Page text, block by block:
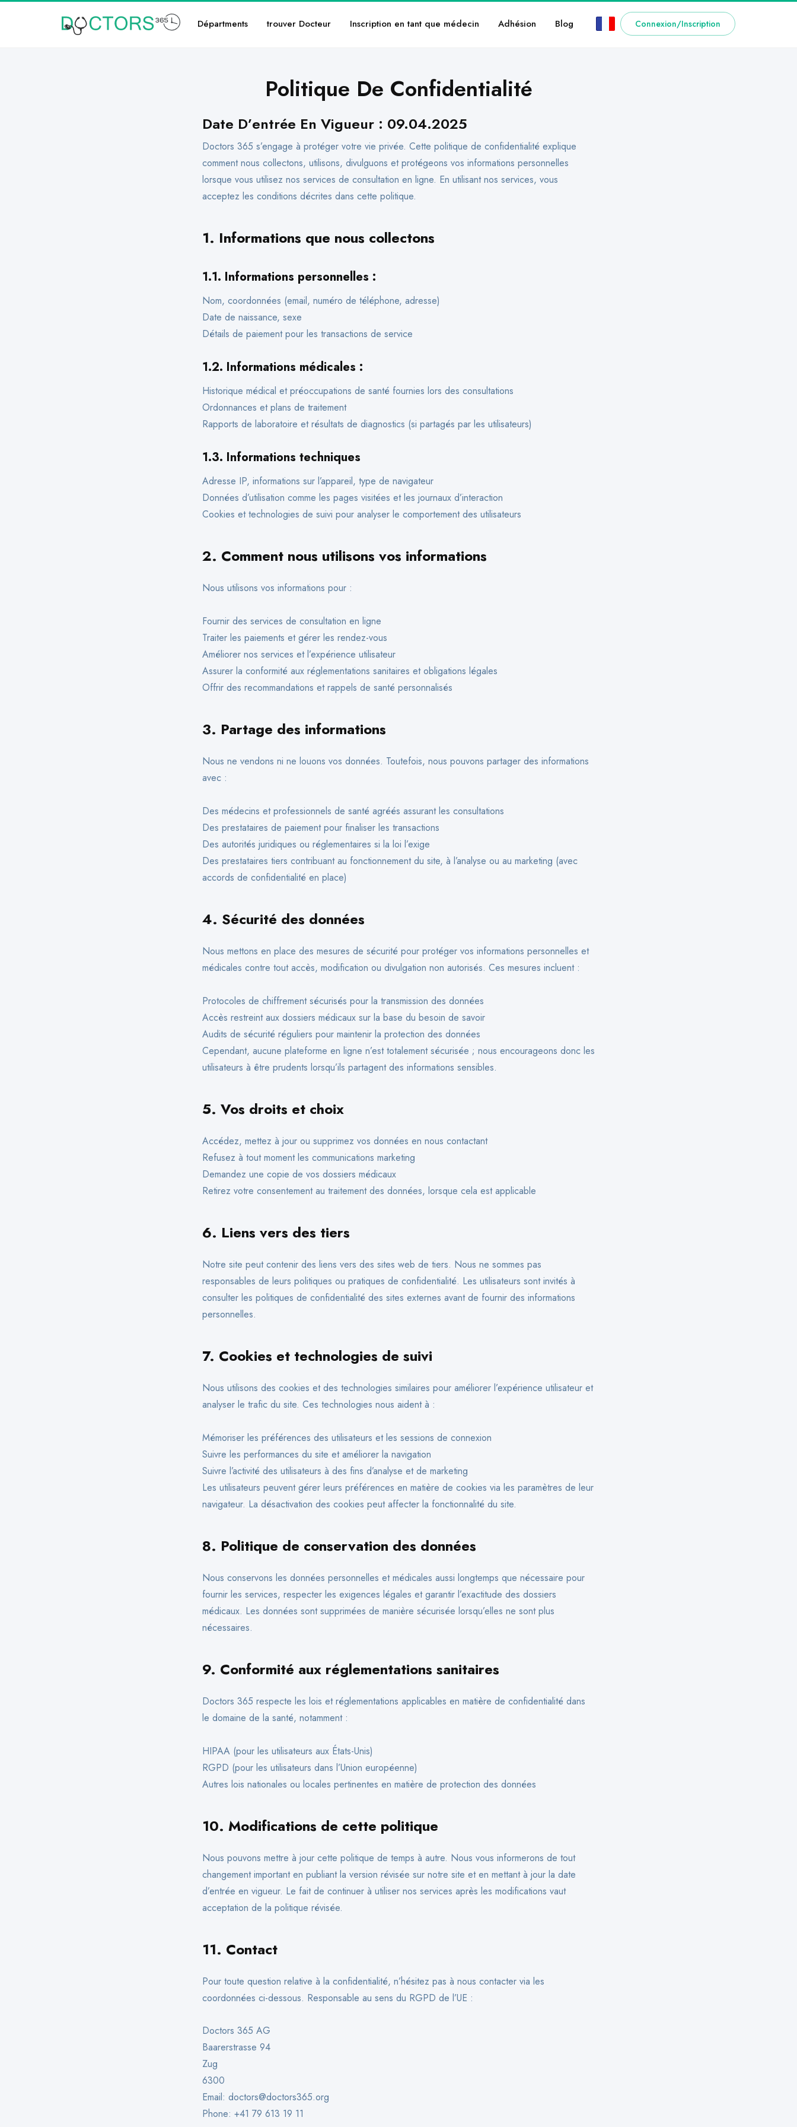
Départments trouver Docteur Inscription en tant que médecin Adhésion Blog Connexion/Inscription
Politique De Confidentialité
Date D’entrée En Vigueur : 09.04.2025
Doctors 365 s’engage à protéger votre vie privée. Cette politique de confidentialité explique
comment nous collectons, utilisons, divulguons et protégeons vos informations personnelles
lorsque vous utilisez nos services de consultation en ligne. En utilisant nos services, vous
acceptez les conditions décrites dans cette politique.
1. Informations que nous collectons
1.1. Informations personnelles :
Nom, coordonnées (email, numéro de téléphone, adresse)
Date de naissance, sexe
Détails de paiement pour les transactions de service
1.2. Informations médicales :
Historique médical et préoccupations de santé fournies lors des consultations
Ordonnances et plans de traitement
Rapports de laboratoire et résultats de diagnostics (si partagés par les utilisateurs)
1.3. Informations techniques
Adresse IP, informations sur l’appareil, type de navigateur
Données d’utilisation comme les pages visitées et les journaux d’interaction
Cookies et technologies de suivi pour analyser le comportement des utilisateurs
2. Comment nous utilisons vos informations
Nous utilisons vos informations pour :
Fournir des services de consultation en ligne
Traiter les paiements et gérer les rendez-vous
Améliorer nos services et l’expérience utilisateur
Assurer la conformité aux réglementations sanitaires et obligations légales
Offrir des recommandations et rappels de santé personnalisés
3. Partage des informations
Nous ne vendons ni ne louons vos données. Toutefois, nous pouvons partager des informations
avec :
Des médecins et professionnels de santé agréés assurant les consultations
Des prestataires de paiement pour finaliser les transactions
Des autorités juridiques ou réglementaires si la loi l’exige
Des prestataires tiers contribuant au fonctionnement du site, à l’analyse ou au marketing (avec
accords de confidentialité en place)
4. Sécurité des données
Nous mettons en place des mesures de sécurité pour protéger vos informations personnelles et
médicales contre tout accès, modification ou divulgation non autorisés. Ces mesures incluent :
Protocoles de chiffrement sécurisés pour la transmission des données
Accès restreint aux dossiers médicaux sur la base du besoin de savoir
Audits de sécurité réguliers pour maintenir la protection des données
Cependant, aucune plateforme en ligne n’est totalement sécurisée ; nous encourageons donc les
utilisateurs à être prudents lorsqu’ils partagent des informations sensibles.
5. Vos droits et choix
Accédez, mettez à jour ou supprimez vos données en nous contactant
Refusez à tout moment les communications marketing
Demandez une copie de vos dossiers médicaux
Retirez votre consentement au traitement des données, lorsque cela est applicable
6. Liens vers des tiers
Notre site peut contenir des liens vers des sites web de tiers. Nous ne sommes pas
responsables de leurs politiques ou pratiques de confidentialité. Les utilisateurs sont invités à
consulter les politiques de confidentialité des sites externes avant de fournir des informations
personnelles.
7. Cookies et technologies de suivi
Nous utilisons des cookies et des technologies similaires pour améliorer l’expérience utilisateur et
analyser le trafic du site. Ces technologies nous aident à :
Mémoriser les préférences des utilisateurs et les sessions de connexion
Suivre les performances du site et améliorer la navigation
Suivre l’activité des utilisateurs à des fins d’analyse et de marketing
Les utilisateurs peuvent gérer leurs préférences en matière de cookies via les paramètres de leur
navigateur. La désactivation des cookies peut affecter la fonctionnalité du site.
8. Politique de conservation des données
Nous conservons les données personnelles et médicales aussi longtemps que nécessaire pour
fournir les services, respecter les exigences légales et garantir l’exactitude des dossiers
médicaux. Les données sont supprimées de manière sécurisée lorsqu’elles ne sont plus
nécessaires.
9. Conformité aux réglementations sanitaires
Doctors 365 respecte les lois et réglementations applicables en matière de confidentialité dans
le domaine de la santé, notamment :
HIPAA (pour les utilisateurs aux États-Unis)
RGPD (pour les utilisateurs dans l’Union européenne)
Autres lois nationales ou locales pertinentes en matière de protection des données
10. Modifications de cette politique
Nous pouvons mettre à jour cette politique de temps à autre. Nous vous informerons de tout
changement important en publiant la version révisée sur notre site et en mettant à jour la date
d’entrée en vigueur. Le fait de continuer à utiliser nos services après les modifications vaut
acceptation de la politique révisée.
11. Contact
Pour toute question relative à la confidentialité, n’hésitez pas à nous contacter via les
coordonnées ci-dessous. Responsable au sens du RGPD de l’UE :
Doctors 365 AG
Baarerstrasse 94
Zug
6300
Email: doctors@doctors365.org
Phone: +41 79 613 19 11